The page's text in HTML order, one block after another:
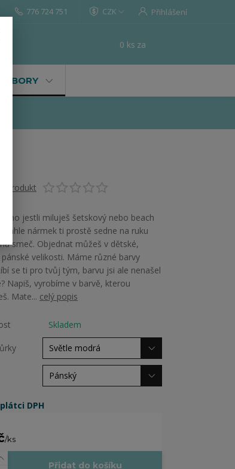
CZK Přihlášení
776 724 751
0 ks za
produkt
jedno jestli miluješ šetskový nebo beach
Tenhle nármek ti prostě sedne na ruku
smeč. Objednat můžeš v dětské,
velikosti. Máme různé barvy
se ti pro tvůj tým, barvu jsi ale nenašel
Napiš, vyrobíme v barvě, kterou
Mate... celý popis
Skladem
DPH
/ks
Přidat do košíku